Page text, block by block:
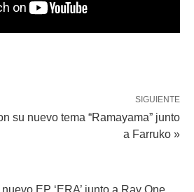
SIGUIENTE
su nuevo tema “Ramayama” junto
a Farruko »
EP ‘ERA’ junto a Ray One